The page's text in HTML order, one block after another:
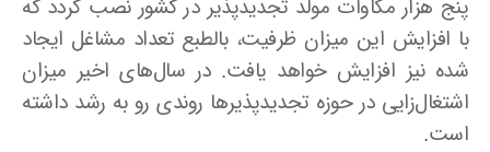
پنج هزار مگاوات مولد تجدیدپذیر در کشور نصب گردد که
با افزایش این میزان ظرفیت، بالطبع تعداد مشاغل ایجاد
شده نیز افزایش خواهد یافت. در سال‌های اخیر میزان
اشتغالزایی در حوزه تجدیدپذیرها روندی رو به رشد داشته
است.